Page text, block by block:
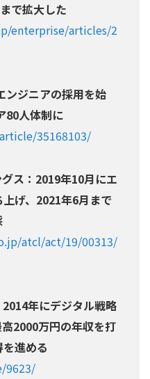
で拡大した
enterprise/articles/2
ンジニアの採用を始
80人体制に
35168103/
ス：2019年10月にエ
げ、2021年6月まで
atcl/act/19/00313/
年にデジタル戦略
2000万円の年収を打
進める
9623/